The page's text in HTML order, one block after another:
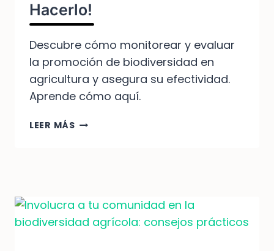
Hacerlo!
Descubre cómo monitorear y evaluar
la promoción de biodiversidad en
agricultura y asegura su efectividad.
Aprende cómo aquí.
LEER MÁSMONITOREO
DE
BIODIVERSIDAD